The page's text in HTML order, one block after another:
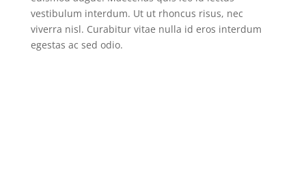
vestibulum interdum. Ut ut rhoncus risus, nec
viverra nisl. Curabitur vitae nulla id eros interdum
egestas ac sed odio.